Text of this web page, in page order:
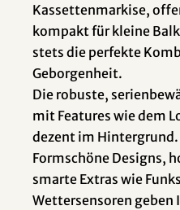
Kassettenmarkise,
kompakt für kleine
stets die perfekte
Geborgenheit.
Die robuste,
mit Features wie dem
dezent im Hintergrund.
Formschöne Designs,
smarte Extras wie
Wettersensoren geben